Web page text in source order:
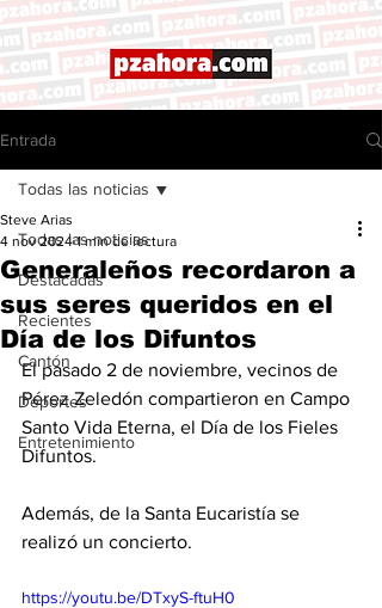
Entrada
Todas las noticias
Destacadas
Recientes
Cantón
Deportes
Entretenimiento
Todas las noticias
Generaleños recordaron a
sus seres queridos en el
Día de los Difuntos
Steve Arias
4 nov 2024 1 min de lectura
El pasado 2 de noviembre, vecinos de
Pérez Zeledón compartieron en Campo
Santo Vida Eterna, el Día de los Fieles
Difuntos.
Además, de la Santa Eucaristía se
realizó un concierto.
https://youtu.be/DTxyS-ftuH0